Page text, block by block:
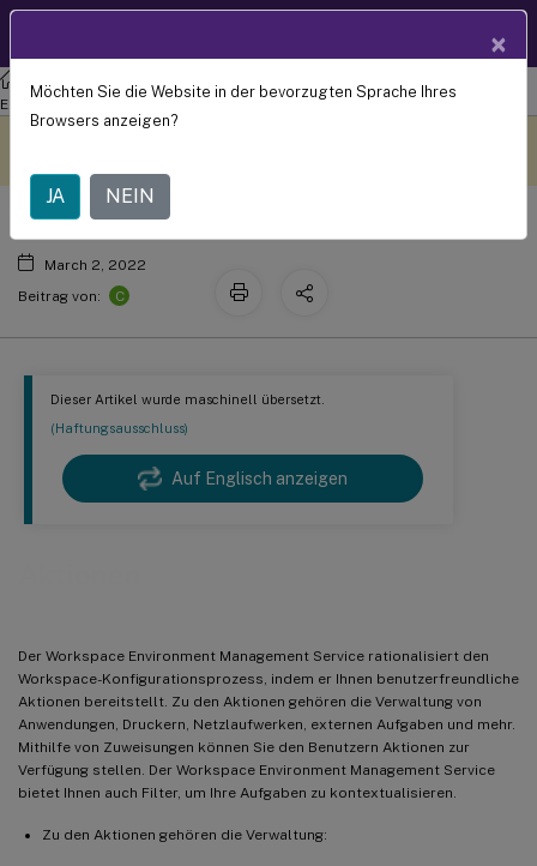
Verwaltung der Arbeitsbereichsumgebung
Workspace
Environment Management Service
Dieser Artikel wurde maschinell übersetzt.
(Haftungsausschluss)
Auf Englisch anzeigen
Der Workspace Environment Management Service rationalisiert den
Workspace-Konfigurationsprozess, indem er Ihnen benutzerfreundliche
Aktionen bereitstellt. Zu den Aktionen gehören die Verwaltung von
Anwendungen, Druckern, Netzlaufwerken, externen Aufgaben und mehr.
Mithilfe von Zuweisungen können Sie den Benutzern Aktionen zur
Verfügung stellen. Der Workspace Environment Management Service
bietet Ihnen auch Filter, um Ihre Aufgaben zu kontextualisieren.
Zu den Aktionen gehören die Verwaltung:
Dieser Inhalt wurde
Aktionen
March 2, 2022
Beitrag von:
C
×
Möchten Sie die Website in der bevorzugten Sprache Ihres
Browsers anzeigen?
JA NEIN